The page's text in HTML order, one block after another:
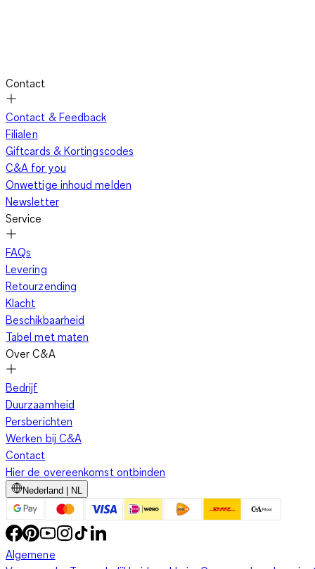
Contact
Contact & Feedback
Filialen
Giftcards & Kortingscodes
C&A for you
Onwettige inhoud melden
Newsletter
Service
FAQs
Levering
Retourzending
Klacht
Beschikbaarheid
Tabel met maten
Over C&A
Bedrijf
Duurzaamheid
Persberichten
Werken bij C&A
Contact
Hier de overeenkomst ontbinden
Nederland | NL
Algemene